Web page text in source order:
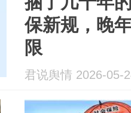
保新规，晚
限
君说舆情 2026-05-